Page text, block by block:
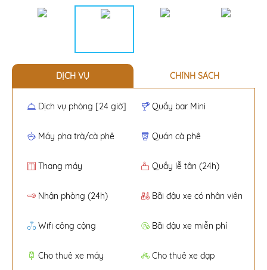
DỊCH VỤ CHÍNH SÁCH
Dịch vụ phòng [24 giờ] Quầy bar Mini
Máy pha trà/cà phê Quán cà phê
Thang máy Quầy lễ tân (24h)
Nhận phòng (24h) Bãi đậu xe có nhân viên
Wifi công cộng Bãi đậu xe miễn phí
Cho thuê xe máy Cho thuê xe đạp